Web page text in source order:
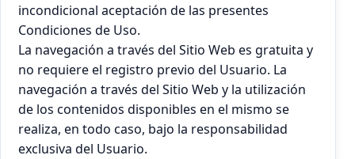
incondicional aceptación de las presentes
Condiciones de Uso.
La navegación a través del Sitio Web es gratuita y
no requiere el registro previo del Usuario. La
navegación a través del Sitio Web y la utilización
de los contenidos disponibles en el mismo se
realiza, en todo caso, bajo la responsabilidad
exclusiva del Usuario.